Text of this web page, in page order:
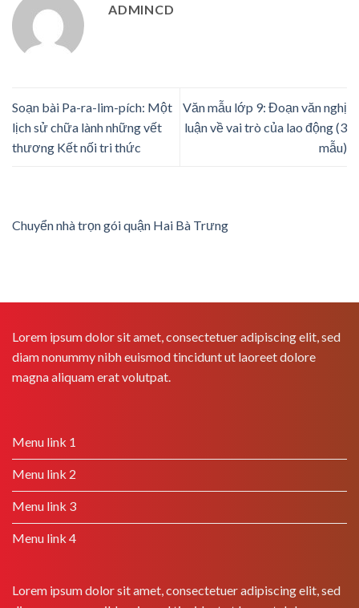
ADMINCD
Soạn bài Pa-ra-lim-pích: Một
lịch sử chữa lành những vết
thương Kết nối tri thức
Văn mẫu lớp 9: Đoạn văn nghị
luận về vai trò của lao động (3
mẫu)
Chuyển nhà trọn gói quận Hai Bà Trưng
Lorem ipsum dolor sit amet, consectetuer adipiscing elit, sed
diam nonummy nibh euismod tincidunt ut laoreet dolore
magna aliquam erat volutpat.
Menu link 1
Menu link 2
Menu link 3
Menu link 4
Lorem ipsum dolor sit amet, consectetuer adipiscing elit, sed